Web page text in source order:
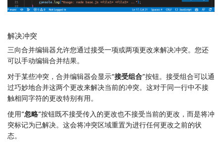
解决冲突
三向合并编辑器允许您通过接受一项或两项更改来解决冲突。您还
可以手动编辑合并结果。
对于某些冲突，合并编辑器会显示“接受组合”按钮。接受组合可以通
过巧妙地合并这两个更改来解决当前的冲突。这对于同一行中不接
触相同字符的更改特别有用。
使用“忽略”按钮既不接受传入的更改也不接受当前的更改，而是将冲
突标记为已解决。这会将冲突区域重置为进行任何更改之前的状
态。